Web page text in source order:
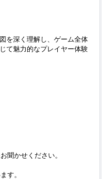
を深く理解し、ゲーム全体
て魅力的なプレイヤー体験
聞かせください。
す。